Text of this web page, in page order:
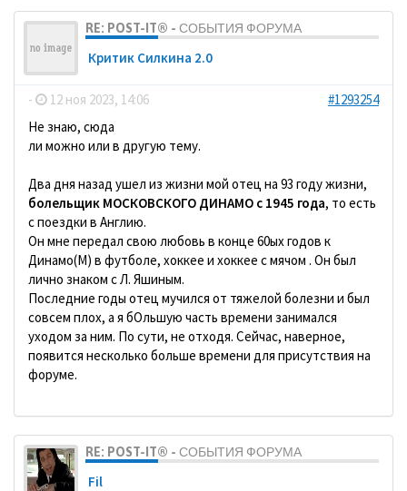
RE: POST-IT® - СОБЫТИЯ ФОРУМА
Критик Силкина 2.0
- 12 ноя 2023, 14:06
#1293254
Не знаю, сюда
ли можно или в другую тему.
Два дня назад ушел из жизни мой отец на 93 году жизни,
болельщик МОСКОВСКОГО ДИНАМО с 1945 года, то есть
с поездки в Англию.
Он мне передал свою любовь в конце 60ых годов к
Динамо(М) в футболе, хоккее и хоккее с мячом . Он был
лично знаком с Л. Яшиным.
Последние годы отец мучился от тяжелой болезни и был
совсем плох, а я бОльшую часть времени занимался
уходом за ним. По сути, не отходя. Сейчас, наверное,
появится несколько больше времени для присутствия на
форуме.
RE: POST-IT® - СОБЫТИЯ ФОРУМА
Fil